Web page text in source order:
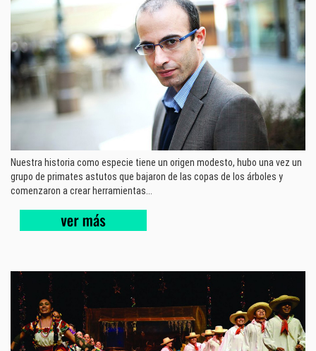
Nuestra historia como especie tiene un origen modesto, hubo una vez un
grupo de primates astutos que bajaron de las copas de los árboles y
comenzaron a crear herramientas...